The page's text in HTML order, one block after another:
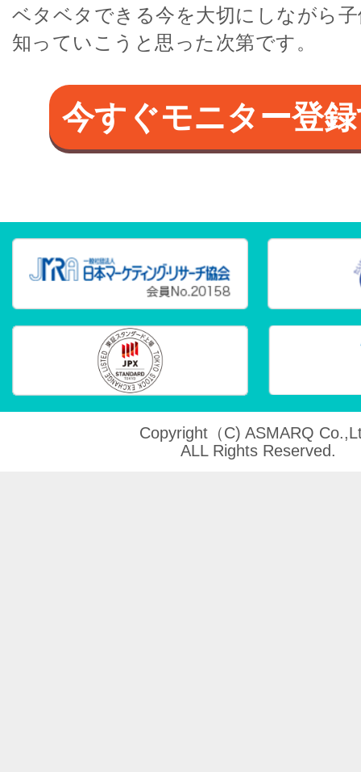
ベタベタできる今を大切にしながら
知っていこうと思った次第です。
今すぐモニター登
Copyright（C) ASMARQ
ALL Rights Reserved.